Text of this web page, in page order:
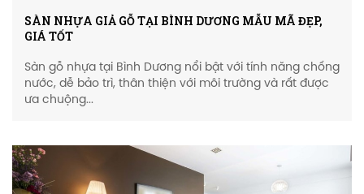
SÀN NHỰA GIẢ GỖ TẠI BÌNH DƯƠNG MẪU MÃ ĐẸP,
GIÁ TỐT
Sàn gỗ nhựa tại Bình Dương nổi bật với tính năng chống
nước, dễ bảo trì, thân thiện với môi trường và rất được
ưa chuộng...